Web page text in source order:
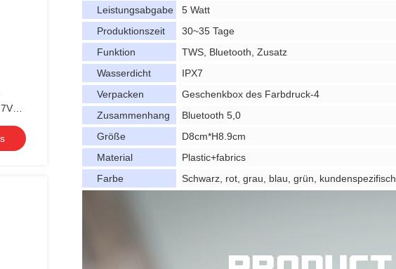
Leistungsabgabe
5 Watt
Produktionszeit
30~35 Tage
Funktion
TWS, Bluetooth, Zusatz
Wasserdicht
IPX7
Verpacken
Geschenkbox des Farbdruck-4
Zusammenhang
Bluetooth 5,0
Größe
D8cm*H8.9cm
Material
Plastic+fabrics
Farbe
Schwarz, rot, grau, blau, grün, kundenspezifisch